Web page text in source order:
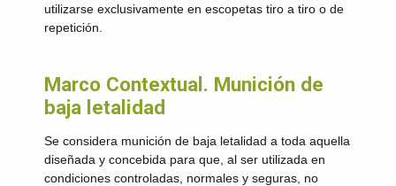
utilizarse exclusivamente en escopetas tiro a tiro o de
repetición.
Marco Contextual. Munición de
baja letalidad
Se considera munición de baja letalidad a toda aquella
diseñada y concebida para que, al ser utilizada en
condiciones controladas, normales y seguras, no